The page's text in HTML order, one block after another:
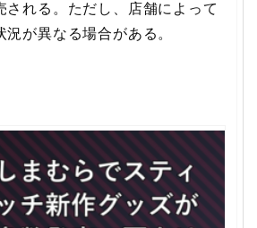
される。ただし、店舗によって
が異なる場合がある。